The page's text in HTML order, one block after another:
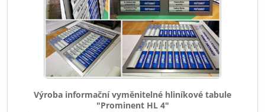
Výroba informační vyměnitelné hliníkové tabule
"Prominent HL 4"